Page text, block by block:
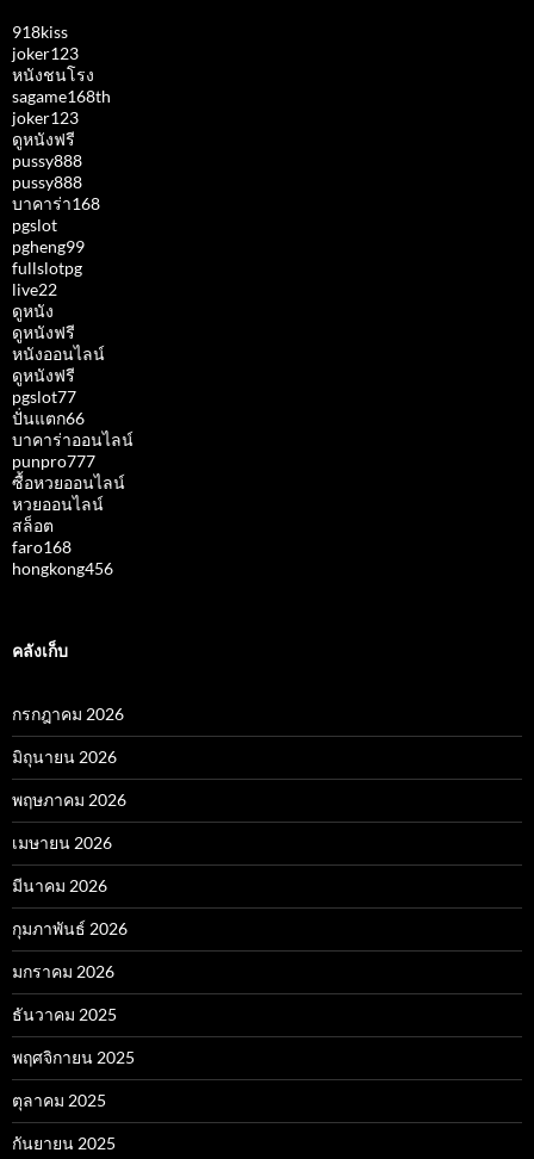
918kiss
joker123
หนังชนโรง
sagame168th
joker123
ดูหนังฟรี
pussy888
pussy888
บาคาร่า168
pgslot
pgheng99
fullslotpg
live22
ดูหนัง
ดูหนังฟรี
หนังออนไลน์
ดูหนังฟรี
pgslot77
ปั่นแตก66
บาคาร่าออนไลน์
punpro777
ซื้อหวยออนไลน์
หวยออนไลน์
สล็อต
faro168
hongkong456
คลังเก็บ
กรกฎาคม 2026
มิถุนายน 2026
พฤษภาคม 2026
เมษายน 2026
มีนาคม 2026
กุมภาพันธ์ 2026
มกราคม 2026
ธันวาคม 2025
พฤศจิกายน 2025
ตุลาคม 2025
กันยายน 2025